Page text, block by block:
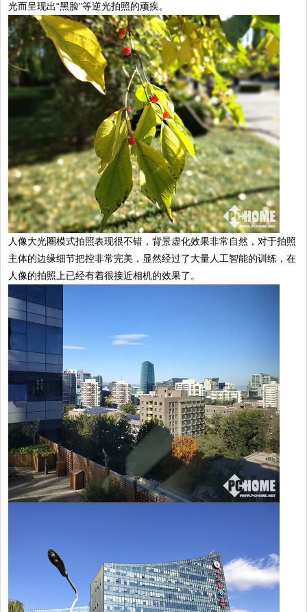
光而呈现出“黑脸”等逆光拍照的顽疾。
人像大光圈模式拍照表现很不错，背景虚化效果非常自然，对于拍照
主体的边缘细节把控非常完美，显然经过了大量人工智能的训练，在
人像的拍照上已经有着很接近相机的效果了。